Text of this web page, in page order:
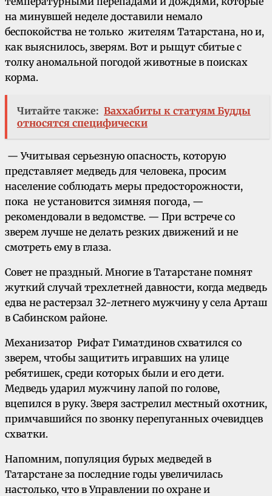
на минувшей неделе доставили немало
беспокойства не только жителям Татарстана, но и,
как выяснилось, зверям. Вот и рыщут сбитые с
толку аномальной погодой животные в поисках
корма.
Читайте также: Ваххабиты к статуям Будды
относятся специфически
— Учитывая серьезную опасность, которую
представляет медведь для человека, проcим
население соблюдать меры предосторожности,
пока не установится зимняя погода, —
рекомендовали в ведомстве. — При встрече со
зверем лучше не делать резких движений и не
смотреть ему в глаза.
Совет не праздный. Многие в Татарстане помнят
жуткий случай трехлетней давности, когда медведь
едва не растерзал 32-летнего мужчину у села Арташ
в Сабинском районе.
Механизатор Рифат Гиматдинов схватился со
зверем, чтобы защитить игравших на улице
ребятишек, среди которых были и его дети.
Медведь ударил мужчину лапой по голове,
вцепился в руку. Зверя застрелил местный охотник,
примчавшийся по звонку перепуганных очевидцев
схватки.
Напомним, популяция бурых медведей в
Татарстане за последние годы увеличилась
настолько, что в Управлении по охране и